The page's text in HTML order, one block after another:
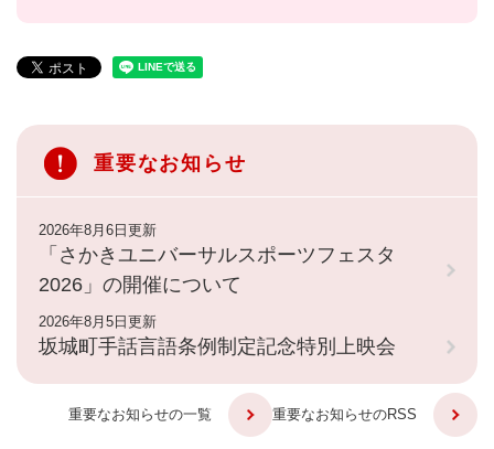
重要なお知らせ
2026年8月6日更新
「さかきユニバーサルスポーツフェスタ
2026」の開催について
2026年8月5日更新
坂城町手話言語条例制定記念特別上映会
重要なお知らせの一覧 重要なお知らせのRSS